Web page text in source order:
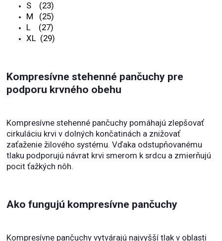
S (23)
M (25)
L (27)
XL (29)
Kompresívne stehenné pančuchy pre
podporu krvného obehu
Kompresívne stehenné pančuchy pomáhajú zlepšovať
cirkuláciu krvi v dolných končatinách a znižovať
zaťaženie žilového systému. Vďaka odstupňovanému
tlaku podporujú návrat krvi smerom k srdcu a zmierňujú
pocit ťažkých nôh.
Ako fungujú kompresívne pančuchy
Kompresívne pančuchy vytvárajú najvyšší tlak v oblasti